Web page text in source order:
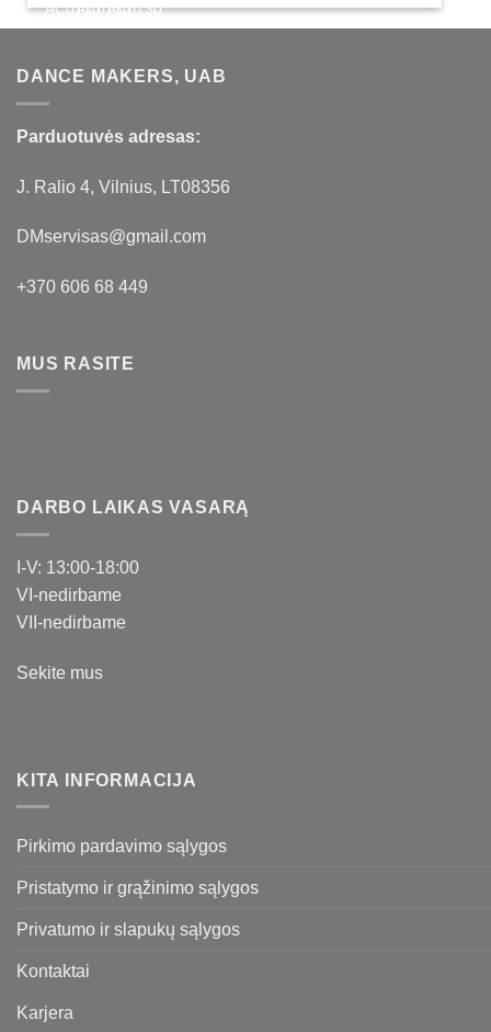
DANCE MAKERS, UAB
Parduotuvės adresas:
J. Ralio 4, Vilnius, LT08356
DMservisas@gmail.com
+370 606 68 449
MUS RASITE
DARBO LAIKAS VASARĄ
I-V: 13:00-18:00
VI-nedirbame
VII-nedirbame
Sekite mus
KITA INFORMACIJA
Pirkimo pardavimo sąlygos
Pristatymo ir grąžinimo sąlygos
Privatumo ir slapukų sąlygos
Kontaktai
Karjera